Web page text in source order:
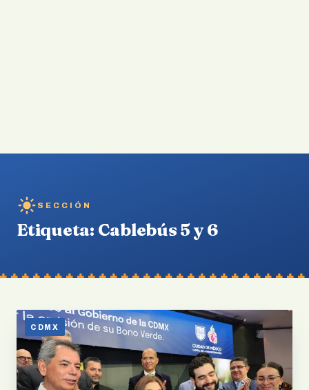
SECCIÓN
Etiqueta: Cablebús 5 y 6
CDMX